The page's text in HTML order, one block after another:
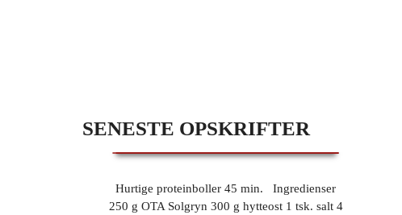
SENESTE OPSKRIFTER
HURTIGE PROTEINBOLLER
Hurtige proteinboller 45 min. Ingredienser
250 g OTA Solgryn 300 g hytteost 1 tsk. salt 4